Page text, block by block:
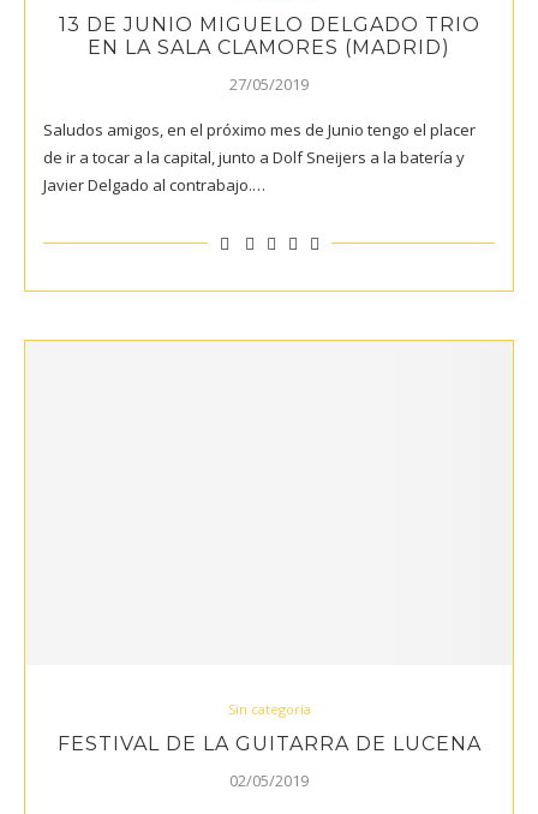
13 DE JUNIO MIGUELO DELGADO TRIO
EN LA SALA CLAMORES (MADRID)
27/05/2019
Saludos amigos, en el próximo mes de Junio tengo el placer
de ir a tocar a la capital, junto a Dolf Sneijers a la batería y
Javier Delgado al contrabajo.…
Sin categoría
FESTIVAL DE LA GUITARRA DE LUCENA
02/05/2019